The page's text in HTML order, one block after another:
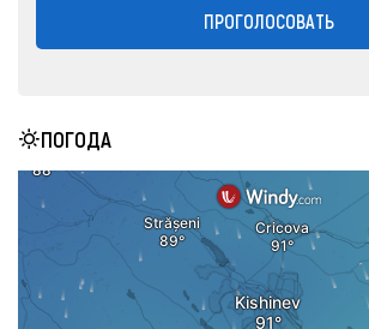
ПРОГОЛОСОВАТЬ
ПОГОДА